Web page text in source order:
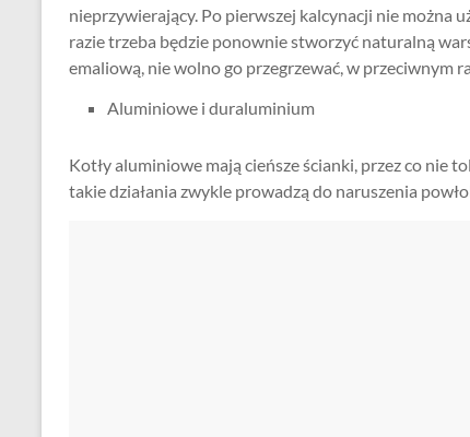
nieprzywierający. Po pierwszej kalcynacji nie można
razie trzeba będzie ponownie stworzyć naturalną
emaliową, nie wolno go przegrzewać, w przeciwnym
Aluminiowe i duraluminium
Kotły aluminiowe mają cieńsze ścianki, przez co nie
takie działania zwykle prowadzą do naruszenia